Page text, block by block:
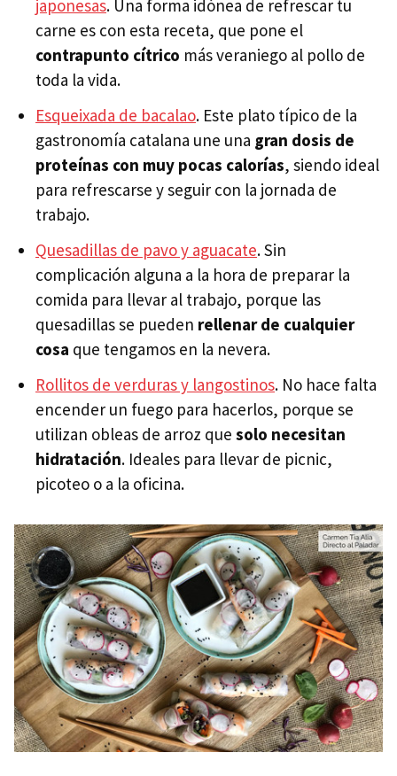
japonesas. Una forma idónea de refrescar tu
carne es con esta receta, que pone el
contrapunto cítrico más veraniego al pollo de
toda la vida.
Esqueixada de bacalao. Este plato típico de la
gastronomía catalana une una gran dosis de
proteínas con muy pocas calorías, siendo ideal
para refrescarse y seguir con la jornada de
trabajo.
Quesadillas de pavo y aguacate. Sin
complicación alguna a la hora de preparar la
comida para llevar al trabajo, porque las
quesadillas se pueden rellenar de cualquier
cosa que tengamos en la nevera.
Rollitos de verduras y langostinos. No hace falta
encender un fuego para hacerlos, porque se
utilizan obleas de arroz que solo necesitan
hidratación. Ideales para llevar de picnic,
picoteo o a la oficina.